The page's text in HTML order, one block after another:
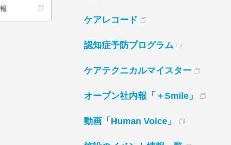
ケアレコード
認知症予防プログラム
ケアテクニカルマイスター
オープン社内報「＋Smile」
動画「Human Voice」